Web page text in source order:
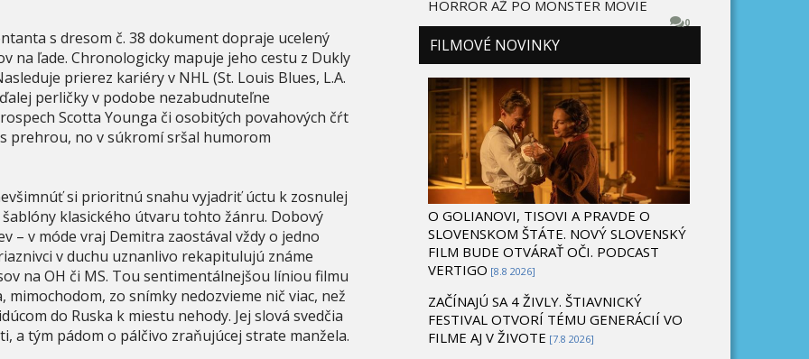
s dresom č. 38 dokument dopraje ucelený
na ľade. Chronologicky mapuje jeho cestu z Dukly
prierez kariéry v NHL (St. Louis Blues, L.A.
perličky v podobe nezabudnuteľne
Scotta Younga či osobitých povahových čŕt
prehrou, no v súkromí sršal humorom
si prioritnú snahu vyjadriť úctu k zosnulej
klasického útvaru tohto žánru. Dobový
– v móde vraj Demitra zaostával vždy o jedno
v duchu uznanlivo rekapitulujú známe
na OH či MS. Tou sentimentálnejšou líniou filmu
zo snímky nedozvieme nič viac, než
do Ruska k miestu nehody. Jej slová svedčia
a tým pádom o pálčivo zraňujúcej strate manžela.
HORROR AŽ PO MONSTER MOVIE
0
FILMOVÉ NOVINKY
O GOLIANOVI, TISOVI A PRAVDE O
SLOVENSKOM ŠTÁTE. NOVÝ SLOVENSKÝ
FILM BUDE OTVÁRAŤ OČI. PODCAST
VERTIGO [8.8 2026]
ZAČÍNAJÚ SA 4 ŽIVLY. ŠTIAVNICKÝ
FESTIVAL OTVORÍ TÉMU GENERÁCIÍ VO
FILME AJ V ŽIVOTE [7.8 2026]